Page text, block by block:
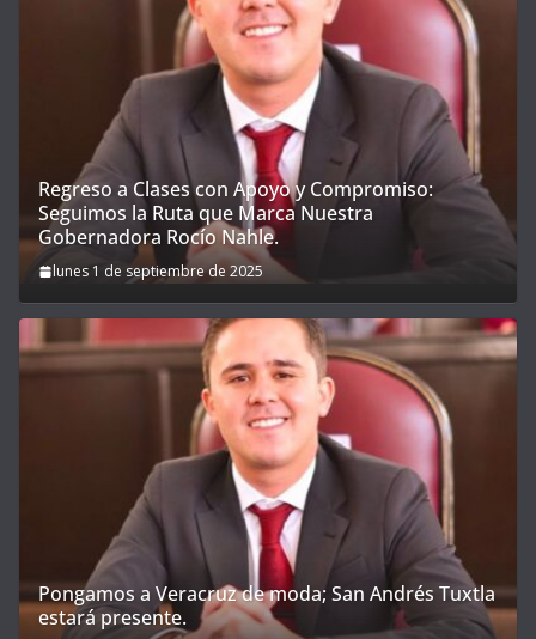
Regreso a Clases con Apoyo y Compromiso:
Seguimos la Ruta que Marca Nuestra
Gobernadora Rocío Nahle.
lunes 1 de septiembre de 2025
Pongamos a Veracruz de moda; San Andrés Tuxtla
estará presente.